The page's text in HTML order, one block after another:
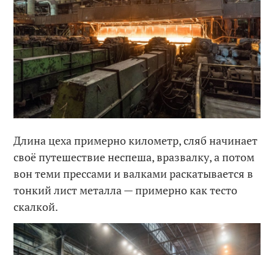
Длина цеха примерно километр, сляб начинает
своё путешествие неспеша, вразвалку, а потом
вон теми прессами и валками раскатывается в
тонкий лист металла — примерно как тесто
скалкой.